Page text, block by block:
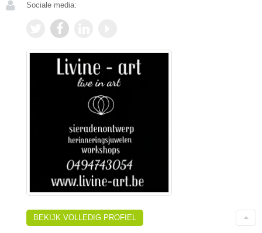
Sociale media:
BEKIJK VOLLEDIG PROFIEL